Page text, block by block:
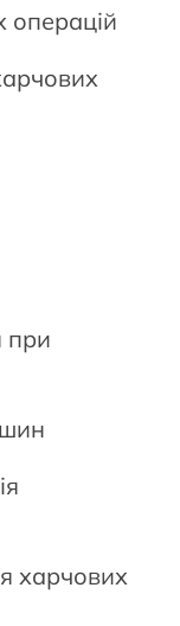
операцій
при
харчових